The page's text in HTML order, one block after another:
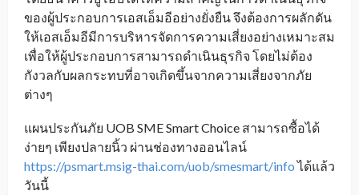
ของผู้ประกอบการเอสเอ็มอีอย่างยั่งยืน จึงต้องการผลักดัน
ให้เอสเอ็มอีมีการบริหารจัดการความเสี่ยงอย่างเหมาะสม
เพื่อให้ผู้ประกอบการสามารถดำเนินธุรกิจ โดยไม่ต้อง
กังวลกับผลกระทบที่อาจเกิดขึ้นจากความเสี่ยงจากภัย
ต่างๆ
แผนประกันภัย UOB SME Smart Choice สามารถซื้อได้
ง่ายๆ เพียงปลายนิ้ว ผ่านช่องทางออนไลน์
https://psmart.msig-thai.com/uob/smesmart/infoได้แล้ว
วันนี้